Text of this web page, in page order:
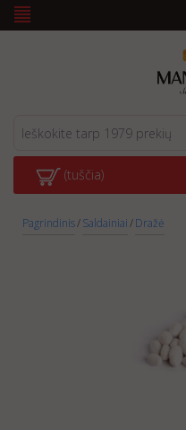
(tuščia)
Pagrindinis/Saldainiai/Dražė